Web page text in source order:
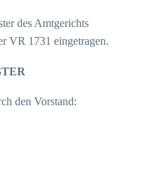
des Amtgerichts
VR 1731 eingetragen.
den Vorstand: